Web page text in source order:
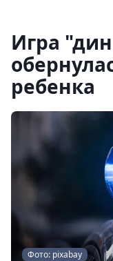
Игра
ребенка
Фото: pixabay